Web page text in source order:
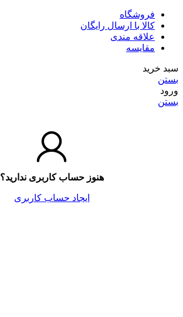
فروشگاه
کالا با ارسال رایگان
علاقه مندی
مقایسه
سبد خرید
بستن
ورود
بستن
هنوز حساب کاربری ندارید؟
ایجاد حساب کاربری